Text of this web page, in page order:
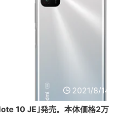
2021/8/14
10 JE｣発売。本体価格2万